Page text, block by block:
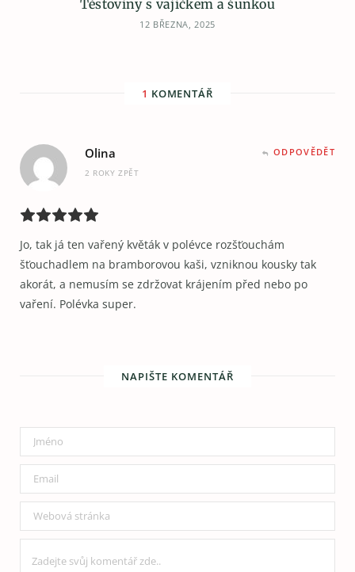
Těstoviny s vajíčkem a šunkou
12 BŘEZNA, 2025
1 KOMENTÁŘ
Olina
2 ROKY ZPĚT
ODPOVĚDĚT
Jo, tak já ten vařený květák v polévce rozšťouchám
šťouchadlem na bramborovou kaši, vzniknou kousky tak
akorát, a nemusím se zdržovat krájením před nebo po
vaření. Polévka super.
NAPIŠTE KOMENTÁŘ